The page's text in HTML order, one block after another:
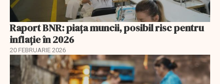
Raport BNR: piața muncii, posibil risc pentru
inflație în 2026
20 FEBRUARIE 2026